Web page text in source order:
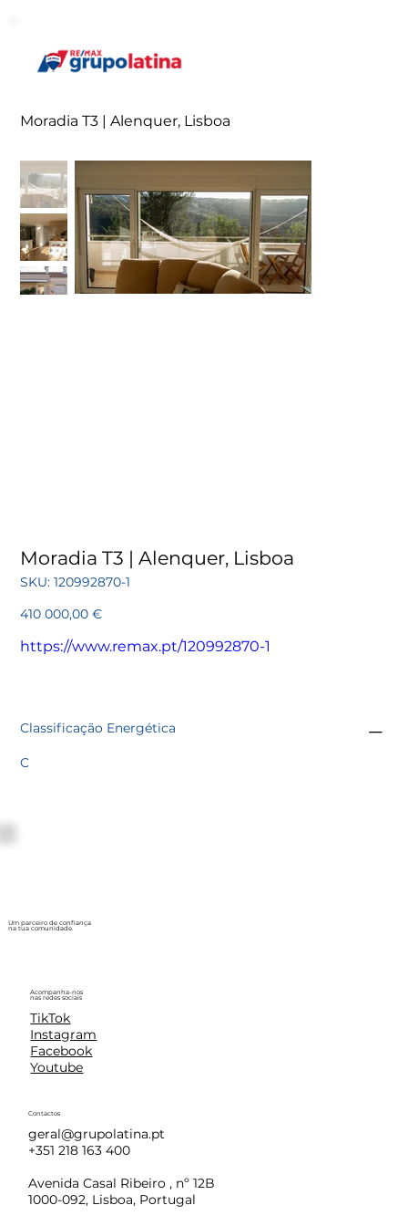
Moradia T3 | Alenquer, Lisboa
Moradia T3 | Alenquer, Lisboa
SKU: SKU
120992870-
120992870-1
Preço
410 000,00 €
https://www.remax.pt/120992870-1
Classificação Energética
C
Um parceiro de confiança
na tua comunidade.
Acompanha-nos
nas redes sociais
TikTok
Instagram
Facebook
Youtube
Contactos
geral@grupolatina.pt
+351 218 163 400
Avenida Casal Ribeiro , nº 12B
1000-092, Lisboa, Portugal